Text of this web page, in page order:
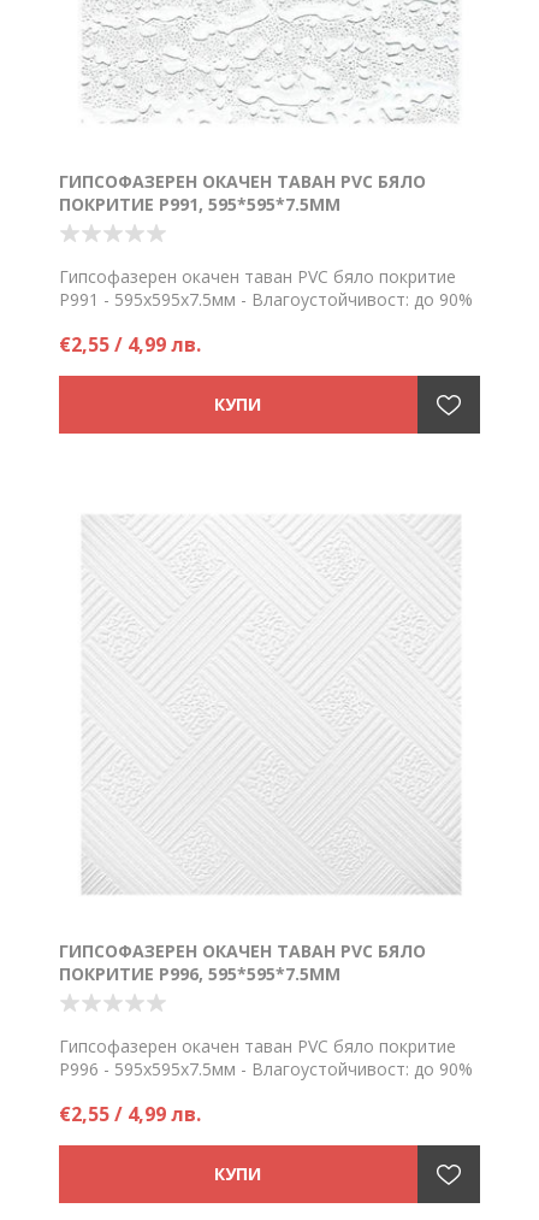
ГИПСОФАЗЕРЕН ОКАЧЕН ТАВАН PVC БЯЛО
ПОКРИТИЕ P991, 595*595*7.5ММ
Гипсофазерен окачен таван PVC бяло покритие
P991 - 595х595х7.5мм - Влагоустойчивост: до 90%
€2,55 / 4,99 лв.
ГИПСОФАЗЕРЕН ОКАЧЕН ТАВАН PVC БЯЛО
ПОКРИТИЕ P996, 595*595*7.5ММ
Гипсофазерен окачен таван PVC бяло покритие
P996 - 595х595х7.5мм - Влагоустойчивост: до 90%
€2,55 / 4,99 лв.